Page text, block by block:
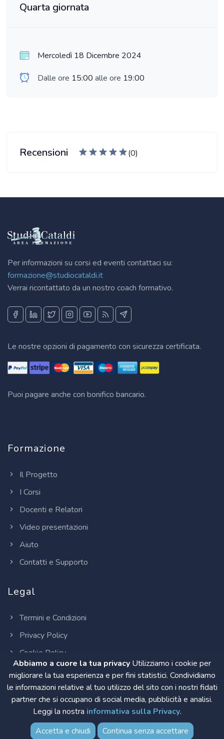
Quarta giornata
Mercoledì 18 Dicembre 2024
Dalle ore 15:00 alle ore 19:00
Recensioni (0)
Per informazioni su corsi ed eventi contattaci su:
formazione@studiocataldi.it
Verrai ricontattato da un nostro coach formativo.
Le nostre opzioni di pagamento con sicurezza certificata.
Puoi pagare anche con bonifico bancario.
Formazione
Il Progetto
I Corsi
Docenti e Relatori
Video presentazioni
Aiuto
Contatti e Supporto
Legal
Termini e Condizioni
Privacy Policy
Cookie Policy
Copyright © 2018-2026 Formazione Studio Cataldi
powered byAligys srl, P.IVA 03249460787.
Abbiamo a cuore la tua privacy Utilizziamo i cookie per
migliorare la tua esperienza e per fini statistici. Condividiamo
le informazioni relative al tuo utilizzo del sito con i nostri fidati
partner che si occupano di social media, pubblicità e analisi.
Leggi la nostra informativa sulla Privacy.
Accetta e chiudi
Continua senza accettare